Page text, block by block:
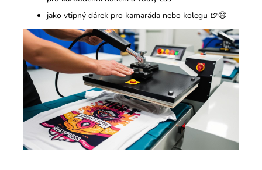
jako vtipný dárek pro kamaráda nebo kolegu 🍺😄